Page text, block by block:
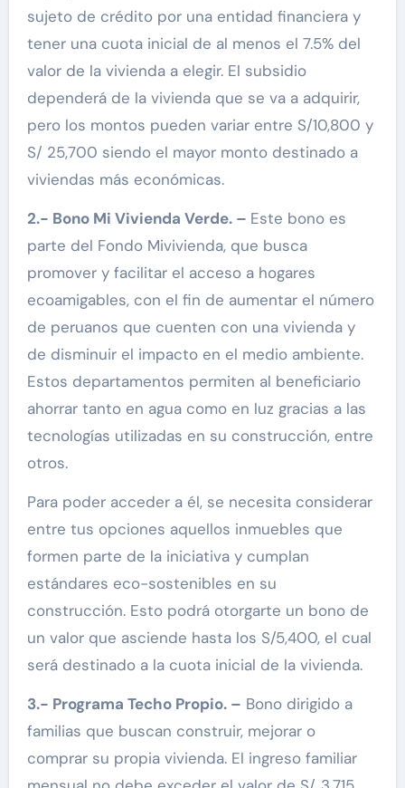
sujeto de crédito por una entidad financiera y
tener una cuota inicial de al menos el 7.5% del
valor de la vivienda a elegir. El subsidio
dependerá de la vivienda que se va a adquirir,
pero los montos pueden variar entre S/10,800 y
S/ 25,700 siendo el mayor monto destinado a
viviendas más económicas.
2.- Bono Mi Vivienda Verde. – Este bono es
parte del Fondo Mivivienda, que busca
promover y facilitar el acceso a hogares
ecoamigables, con el fin de aumentar el número
de peruanos que cuenten con una vivienda y
de disminuir el impacto en el medio ambiente.
Estos departamentos permiten al beneficiario
ahorrar tanto en agua como en luz gracias a las
tecnologías utilizadas en su construcción, entre
otros.
Para poder acceder a él, se necesita considerar
entre tus opciones aquellos inmuebles que
formen parte de la iniciativa y cumplan
estándares eco-sostenibles en su
construcción. Esto podrá otorgarte un bono de
un valor que asciende hasta los S/5,400, el cual
será destinado a la cuota inicial de la vivienda.
3.- Programa Techo Propio. – Bono dirigido a
familias que buscan construir, mejorar o
comprar su propia vivienda. El ingreso familiar